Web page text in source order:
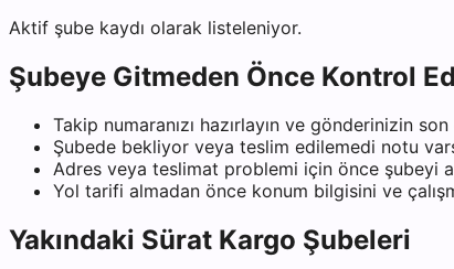
Aktif şube kaydı olarak listeleniyor.
Şubeye Gitmeden Önce Kontrol
Takip numaranızı hazırlayın ve gönderinizin
Şubede bekliyor veya teslim edilemedi notu
Adres veya teslimat problemi için önce şubeyi
Yol tarifi almadan önce konum bilgisini ve
Yakındaki Sürat Kargo Şubeleri